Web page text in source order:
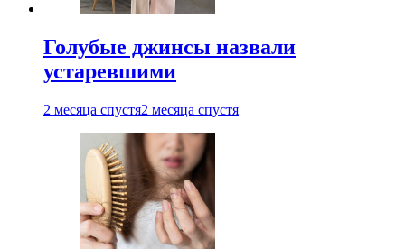
Голубые джинсы назвали
устаревшими
2 месяца спустя2 месяца спустя